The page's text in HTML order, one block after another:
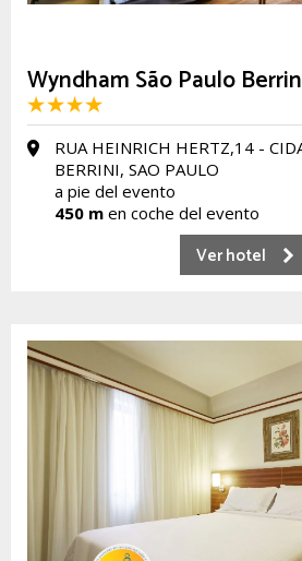
Wyndham São Paulo
RUA HEINRICH HERTZ,14 -
BERRINI, SAO PAULO
a pie del evento
450 m en coche del evento
Ver hotel